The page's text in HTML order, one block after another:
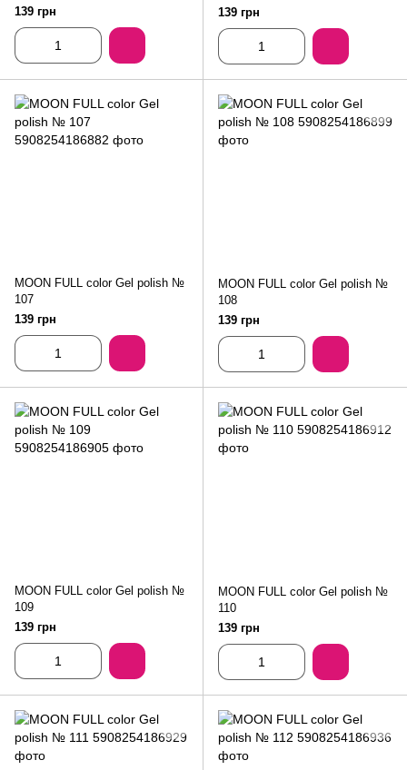
139 грн
139 грн
MOON FULL color Gel polish №
107
139 грн
MOON FULL color Gel polish №
108
139 грн
MOON FULL color Gel polish №
109
139 грн
MOON FULL color Gel polish №
110
139 грн